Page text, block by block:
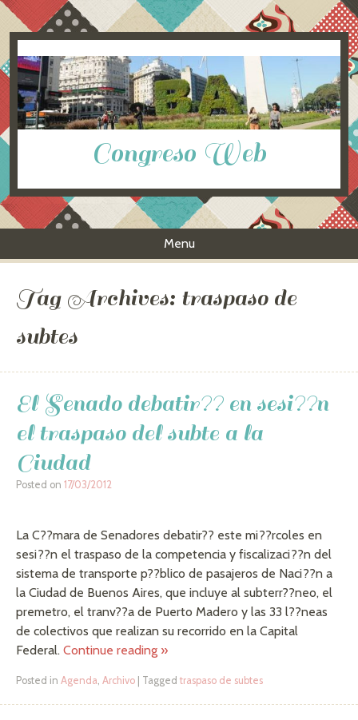
Congreso Web
Menu
Tag Archives: traspaso de
subtes
El Senado debatir?? en sesi??n
el traspaso del subte a la
Ciudad
Posted on 17/03/2012
La C??mara de Senadores debatir?? este mi??rcoles en
sesi??n el traspaso de la competencia y fiscalizaci??n del
sistema de transporte p??blico de pasajeros de Naci??n a
la Ciudad de Buenos Aires, que incluye al subterr??neo, el
premetro, el tranv??a de Puerto Madero y las 33 l??neas
de colectivos que realizan su recorrido en la Capital
Federal. Continue reading »
Posted in Agenda, Archivo Tagged traspaso de subtes